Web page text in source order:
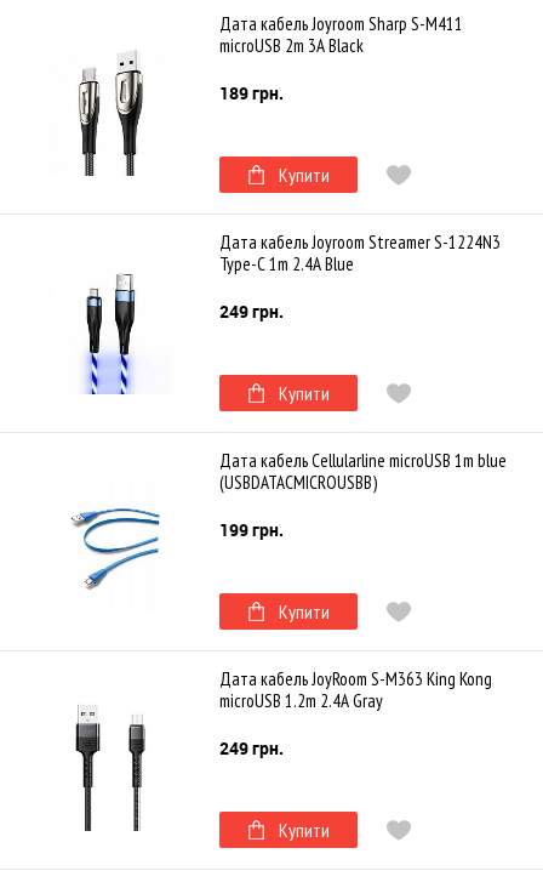
Дата кабель Joyroom Sharp S-M411
microUSB 2m 3A Black
189 грн.
Купити
Дата кабель Joyroom Streamer S-1224N3
Type-C 1m 2.4A Blue
249 грн.
Купити
Дата кабель Cellularline microUSB 1m blue
(USBDATACMICROUSBB)
199 грн.
Купити
Дата кабель JoyRoom S-M363 King Kong
microUSB 1.2m 2.4A Gray
249 грн.
Купити